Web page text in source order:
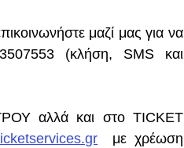
μαζί μας για να
(κλήση, SMS και
αλλά και στο TICKET
με χρέωση